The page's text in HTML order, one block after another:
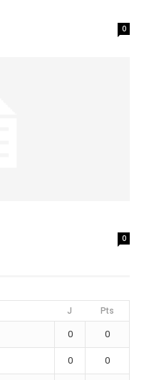
0
0
J Pts
0 0
0 0